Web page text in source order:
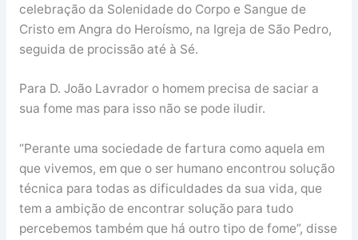
celebração da Solenidade do Corpo e Sangue de
Cristo em Angra do Heroísmo, na Igreja de São Pedro,
seguida de procissão até à Sé.
Para D. João Lavrador o homem precisa de saciar a
sua fome mas para isso não se pode iludir.
“Perante uma sociedade de fartura como aquela em
que vivemos, em que o ser humano encontrou solução
técnica para todas as dificuldades da sua vida, que
tem a ambição de encontrar solução para tudo
percebemos também que há outro tipo de fome”, disse